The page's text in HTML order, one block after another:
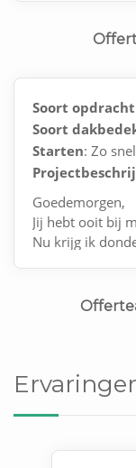
Soort opdracht
Soort
Starten: Zo
Goedemorgen,
Jij hebt ooit bij
Nu krijg ik
Zou jij deze